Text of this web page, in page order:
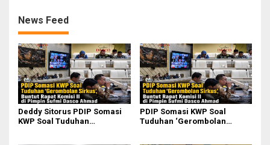
News Feed
Deddy Sitorus PDIP Somasi
KWP Soal Tuduhan
PDIP Somasi KWP Soal
Tuduhan ‘Gerombolan